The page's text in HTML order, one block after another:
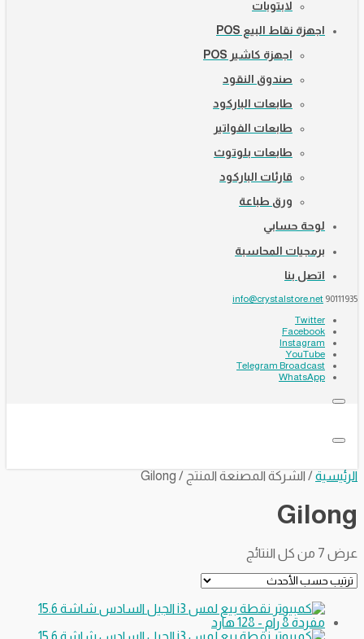
لابتوبات
اجهزة نقاط البيع POS
اجهزة كاشير POS
صندوق النقود
طابعات الباركود
طابعات الفواتير
طابعات بلوتوث
قارئات الباركود
ورق طباعة
لوحة حسابي
برمجيات المحاسبة
اتصل بنا
90111935
info@crystalstore.net
Twitter
Facebook
Instagram
YouTube
Telegram Broadcast
WhatsApp
الرئيسية/ الشركة المصنعة المنتج / Gilong
Gilong
عرض ⁦7⁩ من كل النتائج